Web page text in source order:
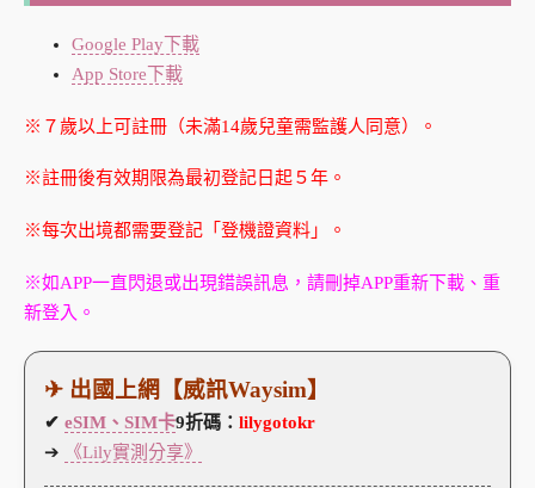
Google Play下載
App Store下載
※７歲以上可註冊（未滿14歲兒童需監護人同意）。
※註冊後有效期限為最初登記日起５年。
※每次出境都需要登記「登機證資料」。
※如APP一直閃退或出現錯誤訊息，請刪掉APP重新下載、重
新登入。
✈ 出國上網【威訊Waysim】
✔ eSIM、SIM卡9折碼： lilygotokr
➔
《Lily實測分享》